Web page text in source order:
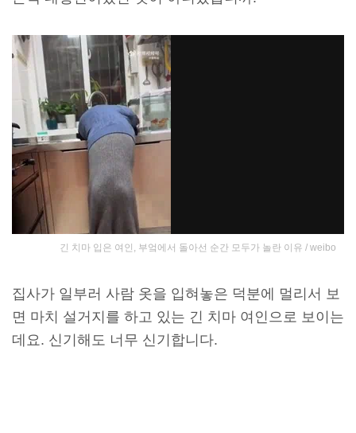
긴 치마 입은 여인, 부엌에서 돌아선 순간 모두가 놀란 이유 / weibo
집사가 일부러 사람 옷을 입혀놓은 덕분에 멀리서 보
면 마치 설거지를 하고 있는 긴 치마 여인으로 보이는
데요. 신기해도 너무 신기합니다.